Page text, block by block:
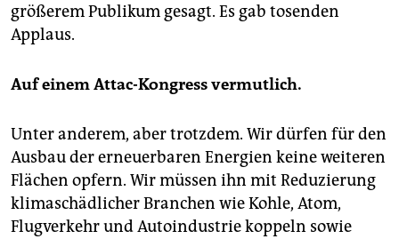
größerem Publikum gesagt. Es gab tosenden
Applaus.
Auf einem Attac-Kongress vermutlich.
Unter anderem, aber trotzdem. Wir dürfen für den
Ausbau der erneuerbaren Energien keine weiteren
Flächen opfern. Wir müssen ihn mit Reduzierung
klimaschädlicher Branchen wie Kohle, Atom,
Flugverkehr und Autoindustrie koppeln sowie